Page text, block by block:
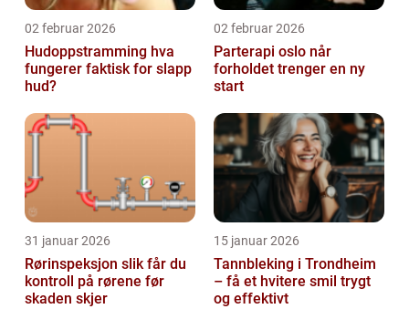
02 februar 2026
Hudoppstramming hva
fungerer faktisk for slapp
hud?
02 februar 2026
Parterapi oslo når
forholdet trenger en ny
start
31 januar 2026
Rørinspeksjon slik får du
kontroll på rørene før
skaden skjer
15 januar 2026
Tannbleking i Trondheim
– få et hvitere smil trygt
og effektivt